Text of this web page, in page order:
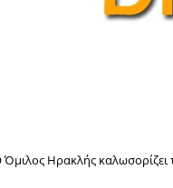
Ηρακλής καλωσορίζει